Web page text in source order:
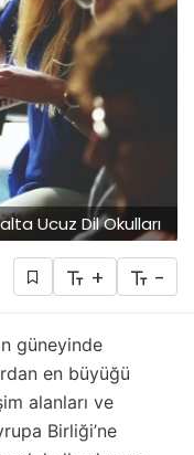
Ucuz Dil Okulları
+ -
güneyinde
en büyüğü
alanları ve
Birliği’ne